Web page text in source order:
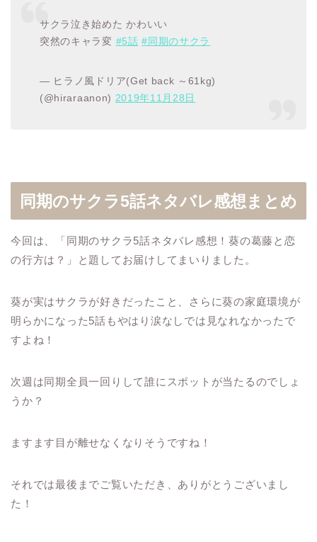
サクラ泣き始めた かわいい
突然のキャラ変 #5話 #同期のサクラ
— ヒラノ風ドリア(Get back ～61kg)
(@hiraraanon) 2019年11月28日
同期のサクラ5話ネタバレ感想まとめ
今回は、「同期のサクラ5話ネタバレ感想！葵の葛藤と恋
の行方は？」と題してお届けしてまいりました。
葵が実はサクラが好きだったこと、さらに葵の家庭環境が
明らかになった5話もやはり涙なしでは見なれなかったで
すよね！
次週は同期全員一回りして誰にスポットが当たるのでしょ
うか？
ますます目が離せなくなりそうですね！
それでは最後までご覧いただき、ありがとうございまし
た！